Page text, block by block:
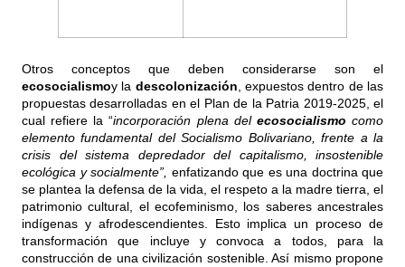
Otros conceptos que deben considerarse son el
ecosocialismoy la descolonización, expuestos dentro de las
propuestas desarrolladas en el Plan de la Patria 2019-2025, el
cual refiere la “incorporación plena del ecosocialismo como
elemento fundamental del Socialismo Bolivariano, frente a la
crisis del sistema depredador del capitalismo, insostenible
ecológica y socialmente”, enfatizando que es una doctrina que
se plantea la defensa de la vida, el respeto a la madre tierra, el
patrimonio cultural, el ecofeminismo, los saberes ancestrales
indígenas y afrodescendientes. Esto implica un proceso de
transformación que incluye y convoca a todos, para la
construcción de una civilización sostenible. Así mismo propone